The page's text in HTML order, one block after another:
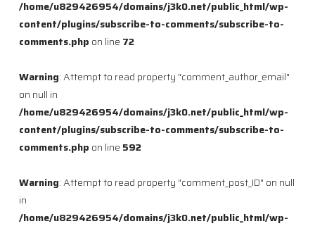
/home/u829426954/domains/j3k0.net/public_html/wp-
content/plugins/subscribe-to-comments/subscribe-to-
comments.php on line 72
Warning: Attempt to read property "comment_author_email"
on null in
/home/u829426954/domains/j3k0.net/public_html/wp-
content/plugins/subscribe-to-comments/subscribe-to-
comments.php on line 592
Warning: Attempt to read property "comment_post_ID" on null
in
/home/u829426954/domains/j3k0.net/public_html/wp-